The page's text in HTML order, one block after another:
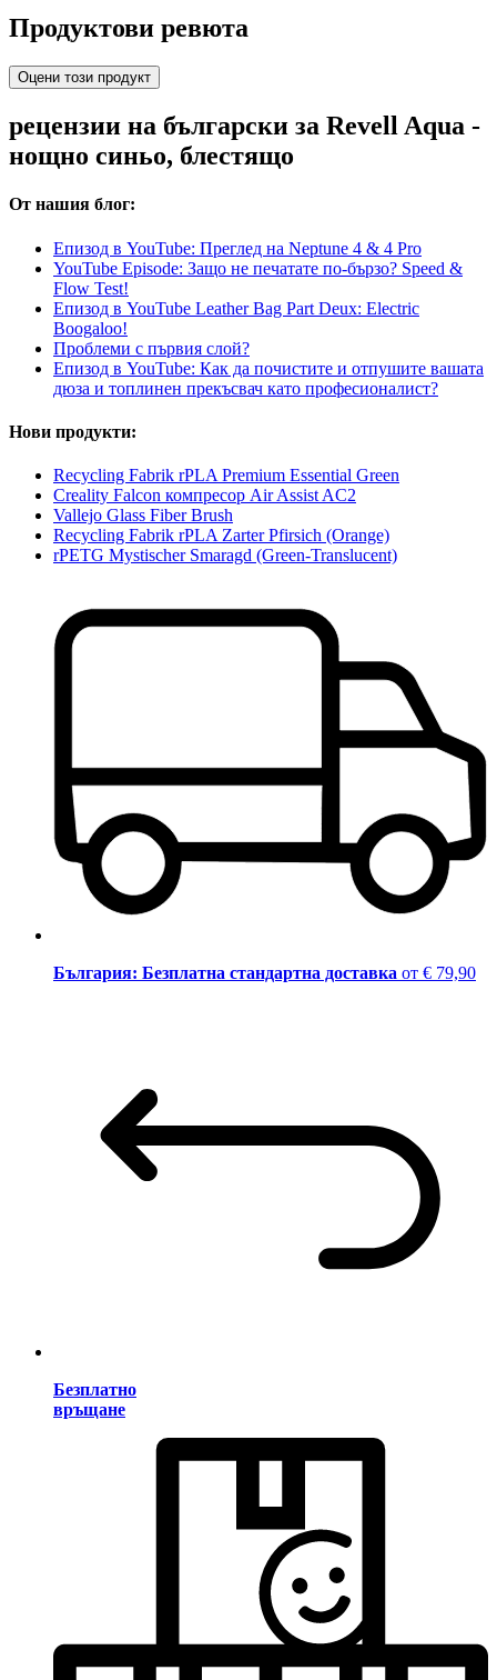
Продуктови ревюта
Оцени този продукт
рецензии на български за Revell Aqua -
нощно синьо, блестящо
От нашия блог:
Епизод в YouTube: Преглед на Neptune 4 & 4 Pro
YouTube Episode: Защо не печатате по-бързо? Speed &
Flow Test!
Епизод в YouTube Leather Bag Part Deux: Electric
Boogaloo!
Проблеми с първия слой?
Епизод в YouTube: Как да почистите и отпушите вашата
дюза и топлинен прекъсвач като професионалист?
Нови продукти:
Recycling Fabrik rPLA Premium Essential Green
Creality Falcon компресор Air Assist AC2
Vallejo Glass Fiber Brush
Recycling Fabrik rPLA Zarter Pfirsich (Orange)
rPETG Mystischer Smaragd (Green-Translucent)
България: Безплатна стандартна доставка от € 79,90
Безплатно
връщане